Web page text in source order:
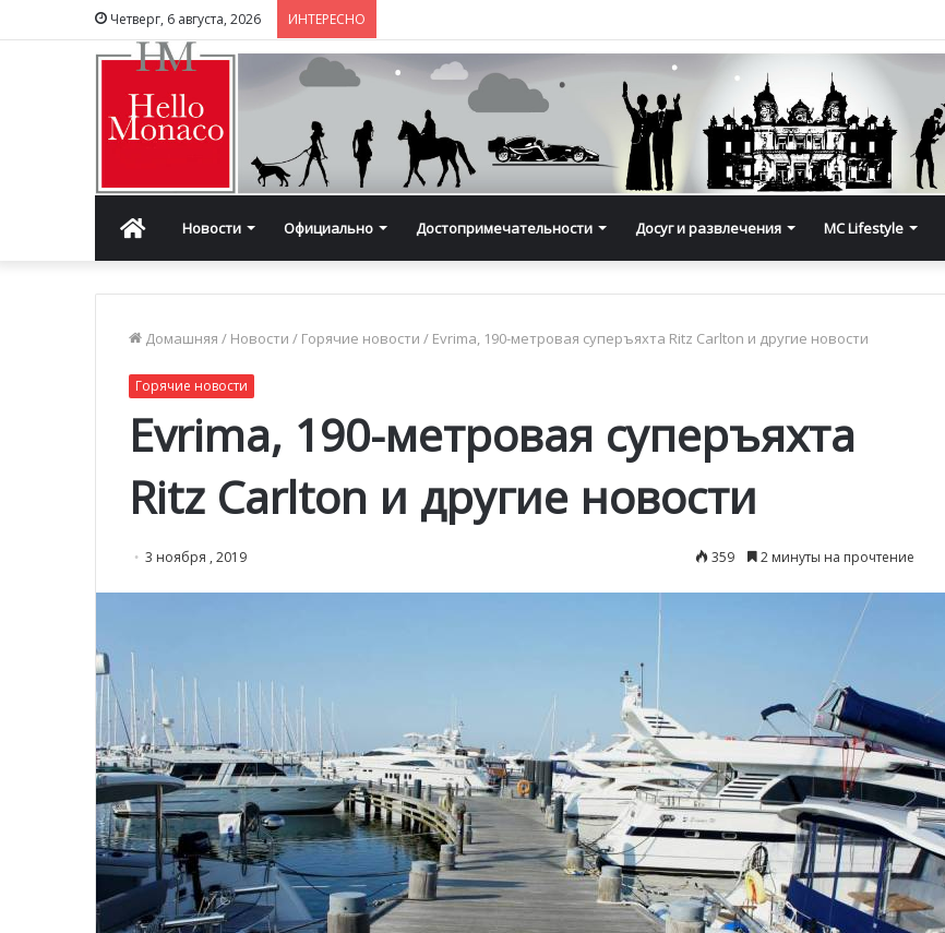
Четверг, 6 августа, 2026 ИНТЕРЕСНО
ГлавнаяНовости Официально Достопримечательности Досуг и развлечения MC Lifestyle
Домашняя / Новости / Горячие новости / Evrima, 190-метровая суперъяхта Ritz Carlton и другие новости
Горячие новости
Evrima, 190-метровая суперъяхта
Ritz Carlton и другие новости
3 ноября , 2019 359 2 минуты на прочтение